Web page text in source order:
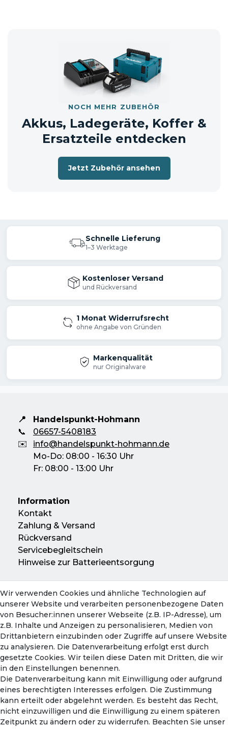
NOCH MEHR ZUBEHÖR
Akkus, Ladegeräte, Koffer &
Ersatzteile entdecken
Jetzt Zubehör ansehen
Schnelle Lieferung
1–3 Werktage
Kostenloser Versand
und Rückversand
1 Monat Widerrufsrecht
ohne Angabe von Gründen
Markenqualität
nur Originalware
📍
Handelspunkt-Hohmann
📞
06657-5408183
✉️
info@handelspunkt-hohmann.de
Mo-Do: 08:00 - 16:30 Uhr
Fr: 08:00 - 13:00 Uhr
Information
Kontakt
Zahlung & Versand
Rückversand
Servicebegleitschein
Hinweise zur Batterieentsorgung
Konto
Mein Konto
Warenkorb
Zahlungsmethoden
Wir verwenden Cookies und ähnliche Technologien auf
unserer Website und verarbeiten personenbezogene Daten
von Besucher:innen unserer Webseite (z.B. IP-Adresse), um
z.B. Inhalte und Anzeigen zu personalisieren, Medien von
Drittanbietern einzubinden oder Zugriffe auf unsere Website
zu analysieren. Die Datenverarbeitung erfolgt erst durch
gesetzte Cookies. Wir teilen diese Daten mit Dritten, die wir
in den Einstellungen benennen.
Die Datenverarbeitung kann mit Einwilligung oder aufgrund
eines berechtigten Interesses erfolgen. Die Zustimmung
kann erteilt oder abgelehnt werden. Es besteht das Recht,
nicht einzuwilligen und die Einwilligung zu einem späteren
Zeitpunkt zu ändern oder zu widerrufen. Beachten Sie unser